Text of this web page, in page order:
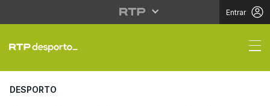
Entrar
Bruno Lage deixa
DESPORTO